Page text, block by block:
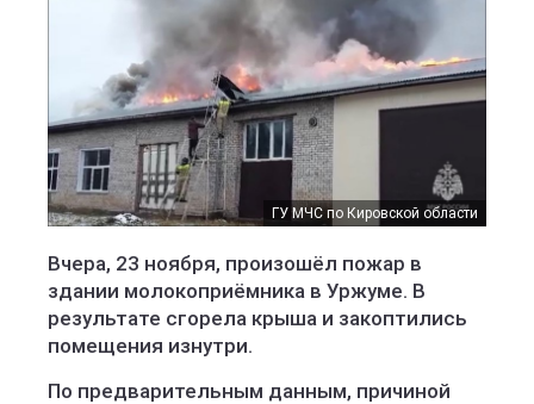
ГУ МЧС по Кировской области
Вчера, 23 ноября, произошёл пожар в
здании молокоприёмника в Уржуме. В
результате сгорела крыша и закоптились
помещения изнутри.
По предварительным данным, причиной